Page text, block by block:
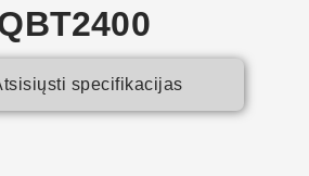
specifikacijas